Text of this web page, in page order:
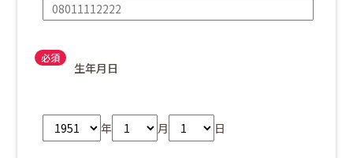
生年月日
年 月 日